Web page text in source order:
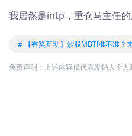
我居然是intp，重仓马主任
# 【有奖互动】炒股MBTI准不准？
免责声明：上述内容仅代表发帖人个人